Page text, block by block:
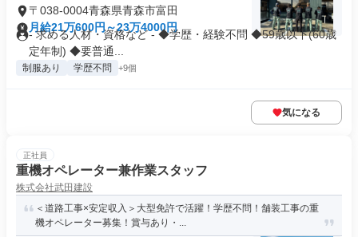
〒038-0004青森県青森市富田
月給21万600円～23万4000円
- 求める人材・資格など - ◆学歴・経験不問 ◆59歳以下(60歳
定年制) ◆要普通...
制服あり 学歴不問 +9個
気になる
正社員
重機オペレーター兼作業スタッフ
株式会社武田建設
＜道路工事×安定収入＞大型免許で活躍！学歴不問！舗装工事の重
機オペレーター募集！賞与あり・...